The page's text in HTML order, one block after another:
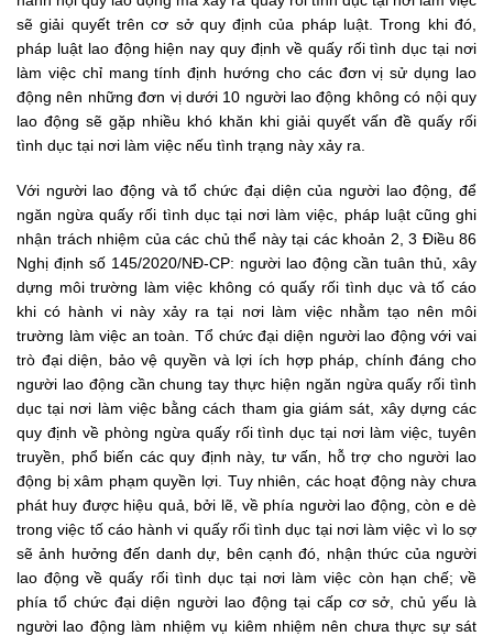
sẽ giải quyết trên cơ sở quy định của pháp luật. Trong khi đó,
pháp luật lao động hiện nay quy định về quấy rối tình dục tại nơi
làm việc chỉ mang tính định hướng cho các đơn vị sử dụng lao
động nên những đơn vị dưới 10 người lao động không có nội quy
lao động sẽ gặp nhiều khó khăn khi giải quyết vấn đề quấy rối
tình dục tại nơi làm việc nếu tình trạng này xảy ra.
Với người lao động và tổ chức đại diện của người lao động, để
ngăn ngừa quấy rối tình dục tại nơi làm việc, pháp luật cũng ghi
nhận trách nhiệm của các chủ thể này tại các khoản 2, 3 Điều 86
Nghị định số 145/2020/NĐ-CP: người lao động cần tuân thủ, xây
dựng môi trường làm việc không có quấy rối tình dục và tố cáo
khi có hành vi này xảy ra tại nơi làm việc nhằm tạo nên môi
trường làm việc an toàn. Tổ chức đại diện người lao động với vai
trò đại diện, bảo vệ quyền và lợi ích hợp pháp, chính đáng cho
người lao động cần chung tay thực hiện ngăn ngừa quấy rối tình
dục tại nơi làm việc bằng cách tham gia giám sát, xây dựng các
quy định về phòng ngừa quấy rối tình dục tại nơi làm việc, tuyên
truyền, phổ biến các quy định này, tư vấn, hỗ trợ cho người lao
động bị xâm phạm quyền lợi. Tuy nhiên, các hoạt động này chưa
phát huy được hiệu quả, bởi lẽ, về phía người lao động, còn e dè
trong việc tố cáo hành vi quấy rối tình dục tại nơi làm việc vì lo sợ
sẽ ảnh hưởng đến danh dự, bên cạnh đó, nhận thức của người
lao động về quấy rối tình dục tại nơi làm việc còn hạn chế; về
phía tổ chức đại diện người lao động tại cấp cơ sở, chủ yếu là
người lao động làm nhiệm vụ kiêm nhiệm nên chưa thực sự sát